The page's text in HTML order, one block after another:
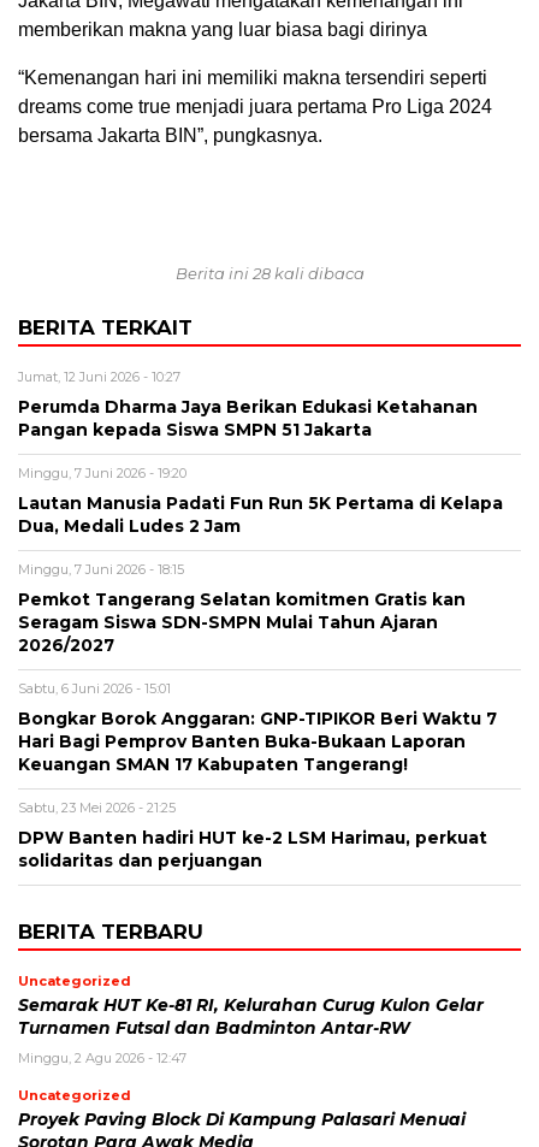
memberikan makna yang luar biasa bagi dirinya
“Kemenangan hari ini memiliki makna tersendiri seperti
dreams come true menjadi juara pertama Pro Liga 2024
bersama Jakarta BIN”, pungkasnya.
Berita ini 28 kali dibaca
BERITA TERKAIT
Jumat, 12 Juni 2026 - 10:27
Perumda Dharma Jaya Berikan Edukasi Ketahanan
Pangan kepada Siswa SMPN 51 Jakarta
Minggu, 7 Juni 2026 - 19:20
Lautan Manusia Padati Fun Run 5K Pertama di Kelapa
Dua, Medali Ludes 2 Jam
Minggu, 7 Juni 2026 - 18:15
Pemkot Tangerang Selatan komitmen Gratis kan
Seragam Siswa SDN-SMPN Mulai Tahun Ajaran
2026/2027
Sabtu, 6 Juni 2026 - 15:01
Bongkar Borok Anggaran: GNP-TIPIKOR Beri Waktu 7
Hari Bagi Pemprov Banten Buka-Bukaan Laporan
Keuangan SMAN 17 Kabupaten Tangerang!
Sabtu, 23 Mei 2026 - 21:25
DPW Banten hadiri HUT ke-2 LSM Harimau, perkuat
solidaritas dan perjuangan
BERITA TERBARU
Uncategorized
Semarak HUT Ke-81 RI, Kelurahan Curug Kulon Gelar
Turnamen Futsal dan Badminton Antar-RW
Minggu, 2 Agu 2026 - 12:47
Uncategorized
Proyek Paving Block Di Kampung Palasari Menuai
Sorotan Para Awak Media